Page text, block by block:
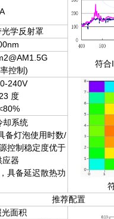
符合
学反射罩
控制)
240V
度
却系统
备灯泡使用时数/
控制稳定度优于
应器
具备延迟散热功
推荐配置
面积